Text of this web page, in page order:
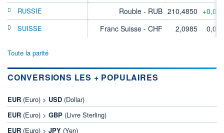
RUSSIE Rouble - RUB 210,4850
SUISSE Franc Suisse - CHF 2,0985
Toute la parité
CONVERSIONS LES + POPULAIRES
EUR (Euro) > USD (Dollar)
EUR (Euro) > GBP (Livre Sterling)
EUR (Euro) > JPY (Yen)